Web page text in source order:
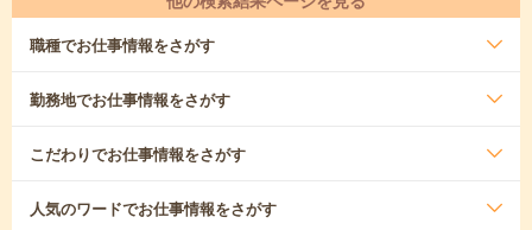
職種でお仕事情報をさがす
勤務地でお仕事情報をさがす
こだわりでお仕事情報をさがす
人気のワードでお仕事情報をさがす